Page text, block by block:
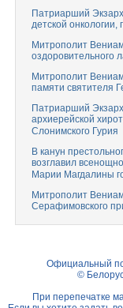
Патриарший
детской онкологии,
Митрополит
оздоровительного
Митрополит
памяти святителя
Патриарший
архиерейской
Слонимского Гурия
В канун
возглавил
Марии Магдалины
Митрополит
Серафимовского
Официальный
©
При перепечатке